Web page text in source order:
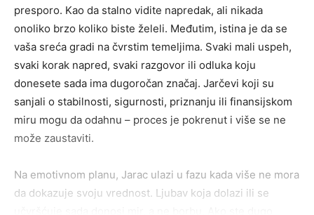
presporo. Kao da stalno vidite napredak, ali nikada
onoliko brzo koliko biste želeli. Međutim, istina je da se
vaša sreća gradi na čvrstim temeljima. Svaki mali uspeh,
svaki korak napred, svaki razgovor ili odluka koju
donesete sada ima dugoročan značaj. Jarčevi koji su
sanjali o stabilnosti, sigurnosti, priznanju ili finansijskom
miru mogu da odahnu – proces je pokrenut i više se ne
može zaustaviti.
Na emotivnom planu, Jarac ulazi u fazu kada više ne mora
da dokazuje svoju vrednost. Ljubav koja dolazi ili se